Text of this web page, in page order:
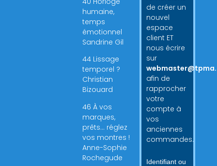
humaine,
temps
émotionnel
Sandrine Gil
44 Lissage
temporel ?
Christian
Bizouard
46 À vos
marques,
prêts… réglez
vos montres !
Anne-Sophie
Rochegude
de créer un
nouvel
espace
client ET
nous écrire
sur
afin de
rapprocher
votre
compte à
vos
anciennes
commandes.
Identifiant ou